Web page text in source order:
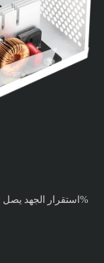
خرج أكثر استقرارًا: تصميم منظم جهد DC-DC، استقرار الجهد يصل إلى 1%